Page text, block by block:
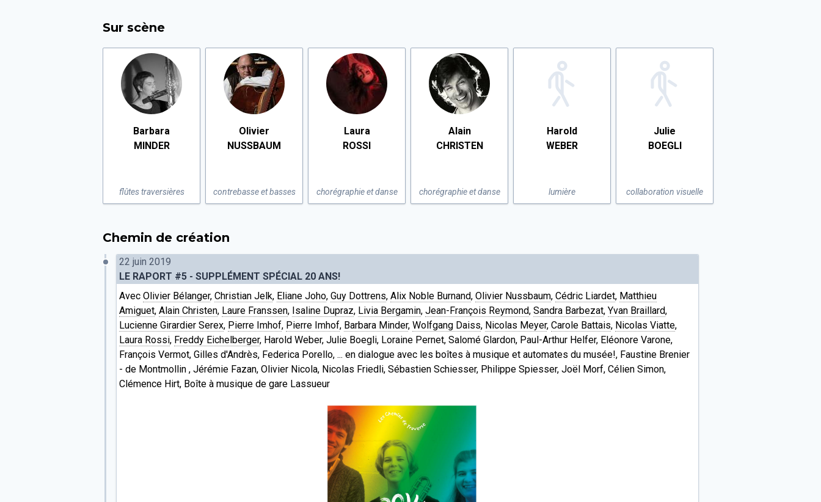
Sur scène
Barbara
MINDER
flûtes traversières
Olivier
NUSSBAUM
contrebasse et basses
Laura
ROSSI
chorégraphie et danse
Alain
CHRISTEN
chorégraphie et danse
Harold
WEBER
lumière
Julie
BOEGLI
collaboration visuelle
Chemin de création
22 juin 2019
LE RAPORT #5 - SUPPLÉMENT SPÉCIAL 20 ANS!
Avec Olivier Bélanger, Christian Jelk, Eliane Joho, Guy Dottrens, Alix Noble Burnand, Olivier Nussbaum, Cédric Liardet, Matthieu
Amiguet, Alain Christen, Laure Franssen, Isaline Dupraz, Livia Bergamin, Jean-François Reymond, Sandra Barbezat, Yvan Braillard,
Lucienne Girardier Serex, Pierre Imhof, Pierre Imhof, Barbara Minder, Wolfgang Daiss, Nicolas Meyer, Carole Battais, Nicolas Viatte,
Laura Rossi, Freddy Eichelberger, Harold Weber, Julie Boegli, Loraine Pernet, Salomé Glardon, Paul-Arthur Helfer, Eléonore Varone,
François Vermot, Gilles d'Andrès, Federica Porello, ... en dialogue avec les boîtes à musique et automates du musée!, Faustine Brenier
- de Montmollin , Jérémie Fazan, Olivier Nicola, Nicolas Friedli, Sébastien Schiesser, Philippe Spiesser, Joël Morf, Célien Simon,
Clémence Hirt, Boîte à musique de gare Lassueur